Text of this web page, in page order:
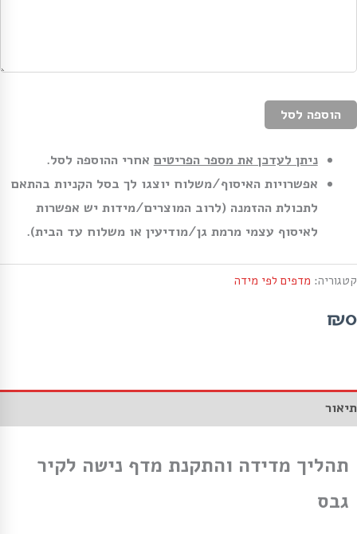
הוספה לסל
ניתן לעדכן את מספר הפריטים אחרי ההוספה לסל.
אפשרויות האיסוף/משלוח יוצגו לך בסל הקניות בהתאם
לתכולת ההזמנה (לרוב המוצרים/מידות יש אפשרות
לאיסוף עצמי מרמת גן/מודיעין או משלוח עד הבית).
קטגוריה: מדפים לפי מידה
₪0
תיאור
תהליך מדידה והתקנת מדף נישה לקיר
גבס